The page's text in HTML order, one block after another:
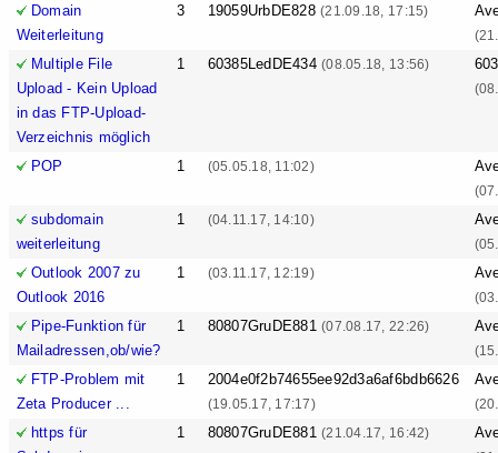
Domain
Weiterleitung
3 19059UrbDE828(21.09.18, 17:15)
Multiple File
Upload - Kein Upload
in das FTP-Upload-
Verzeichnis möglich
1 60385LedDE434(08.05.18, 13:56)
POP 1 (05.05.18, 11:02)
subdomain
weiterleitung
1 (04.11.17, 14:10)
Outlook 2007 zu
Outlook 2016
1 (03.11.17, 12:19)
Pipe-Funktion für
Mailadressen,ob/wie?
1 80807GruDE881(07.08.17, 22:26)
FTP-Problem mit
Zeta Producer ...
1 2004e0f2b74655ee92d3a6af6bdb6626
(19.05.17, 17:17)
https für
1 80807GruDE881(21.04.17, 16:42)